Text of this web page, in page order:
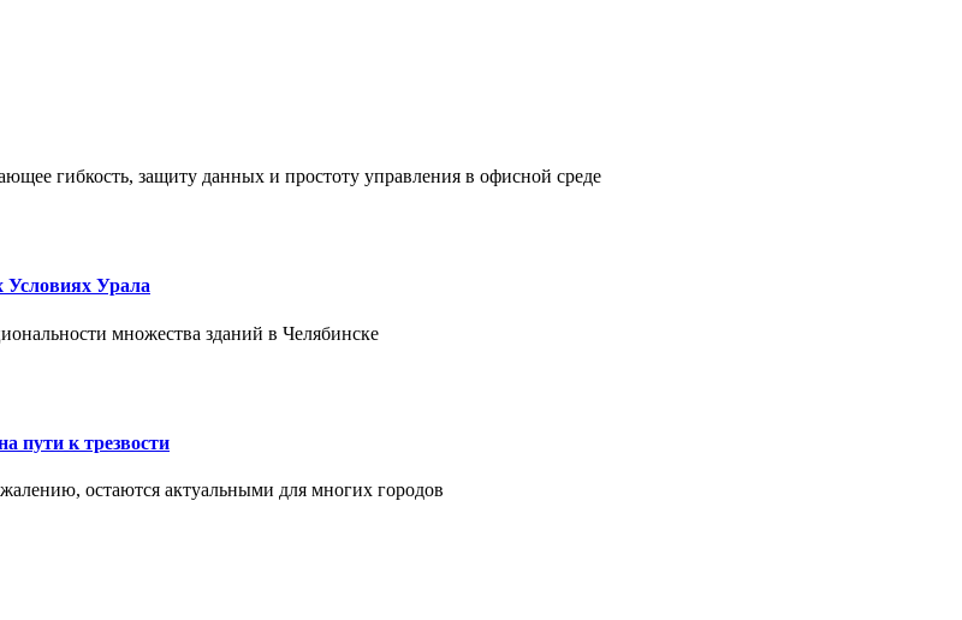
гибкость, защиту данных и простоту управления в офисной среде
Урала
множества зданий в Челябинске
пути к трезвости
остаются актуальными для многих городов